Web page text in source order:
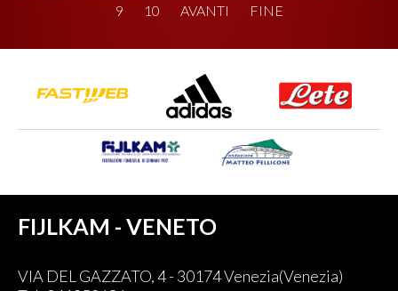
9
10 AVANTI FINE
FIJLKAM - VENETO
VIA DEL GAZZATO, 4 - 30174 Venezia(Venezia)